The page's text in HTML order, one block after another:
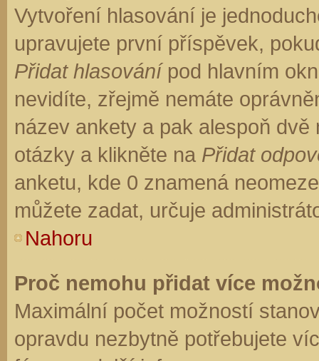
Vytvoření hlasování je
upravujete první příspěvek,
Přidat hlasovánípod hlavním
nevidíte, zřejmě nemáte
název ankety a pak alespoň
otázky a klikněte na Přidat
anketu, kde 0 znamená
můžete zadat, určuje
Nahoru
Proč nemohu přidat více
Maximální počet možností
opravdu nezbytně potřebujete